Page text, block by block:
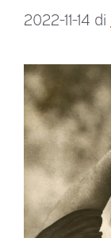
2022-11-14 di